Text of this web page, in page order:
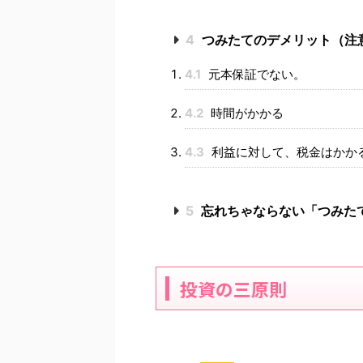
4 つみたてのデメリット（注
4.1 元本保証でない。
4.2 時間がかかる
4.3 利益に対して、税金はかか
5 忘れちゃならない「つみた
投資の三原則